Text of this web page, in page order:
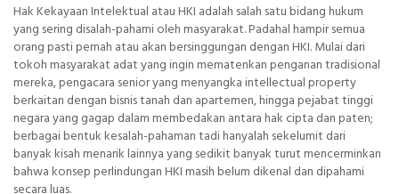
Hak Kekayaan Intelektual atau HKI adalah salah satu bidang hukum
yang sering disalah-pahami oleh masyarakat. Padahal hampir semua
orang pasti pernah atau akan bersinggungan dengan HKI. Mulai dari
tokoh masyarakat adat yang ingin mematenkan penganan tradisional
mereka, pengacara senior yang menyangka intellectual property
berkaitan dengan bisnis tanah dan apartemen, hingga pejabat tinggi
negara yang gagap dalam membedakan antara hak cipta dan paten;
berbagai bentuk kesalah-pahaman tadi hanyalah sekelumit dari
banyak kisah menarik lainnya yang sedikit banyak turut mencerminkan
bahwa konsep perlindungan HKI masih belum dikenal dan dipahami
secara luas.